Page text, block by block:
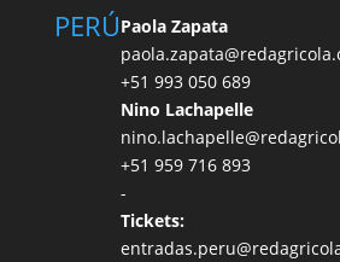
PERÚPaola Zapata
+51 993 050 689
Nino Lachapelle
+51 959 716 893
-
Tickets: